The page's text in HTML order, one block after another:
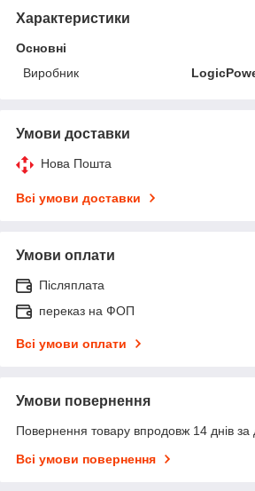
Характеристики
Основні
Виробник
Умови доставки
Нова Пошта
Всі умови доставки
Умови оплати
Післяплата
переказ на ФОП
Всі умови оплати
Умови повернення
Повернення товару впродовж 14 днів за
Всі умови повернення